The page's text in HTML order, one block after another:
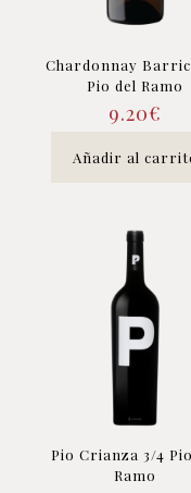
Chardonnay
Pio del Ramo
9.20€
Añadir al
Pio Crianza 3/4
Ramo